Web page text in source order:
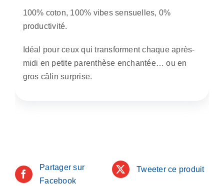
100% coton, 100% vibes sensuelles, 0%
productivité.
Idéal pour ceux qui transforment chaque après-
midi en petite parenthèse enchantée… ou en
gros câlin surprise.
Partager sur
Facebook
Tweeter ce produit